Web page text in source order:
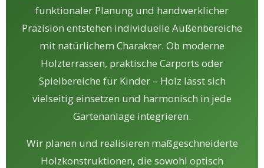
funktionaler Planung und handwerklicher
Präzision entstehen individuelle Außenbereiche
mit natürlichem Charakter. Ob moderne
Holzterrassen, praktische Carports oder
Spielbereiche für Kinder – Holz lässt sich
vielseitig einsetzen und harmonisch in jede
Gartenanlage integrieren.
Wir planen und realisieren maßgeschneiderte
Holzkonstruktionen, die sowohl optisch